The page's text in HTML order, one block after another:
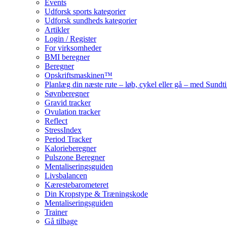
Events
Udforsk sports kategorier
Udforsk sundheds kategorier
Artikler
Login / Register
For virksomheder
BMI beregner
Beregner
Opskriftsmaskinen™
Planlæg din næste rute – løb, cykel eller gå – med
Søvnberegner
Gravid tracker
Ovulation tracker
Reflect
StressIndex
Period Tracker
Kalorieberegner
Pulszone Beregner
Mentaliseringsguiden
Livsbalancen
Kærestebarometeret
Din Kropstype & Træningskode
Mentaliseringsguiden
Trainer
Gå tilbage